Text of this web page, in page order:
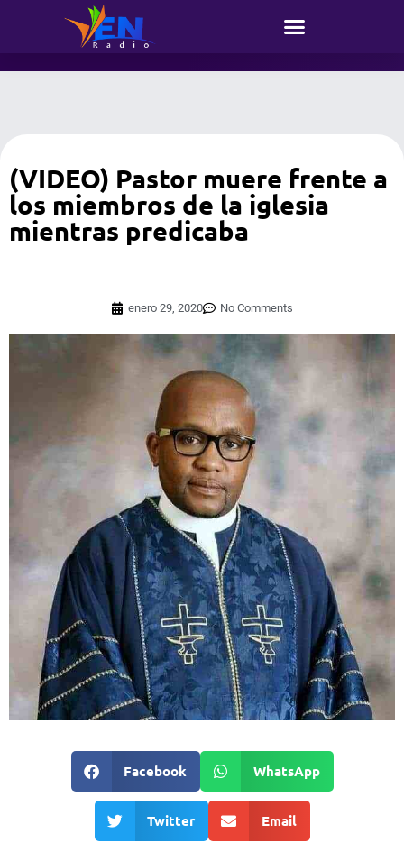
(VIDEO) Pastor muere frente a
los miembros de la iglesia
mientras predicaba
enero 29, 2020 No Comments
Facebook WhatsApp
Twitter Email